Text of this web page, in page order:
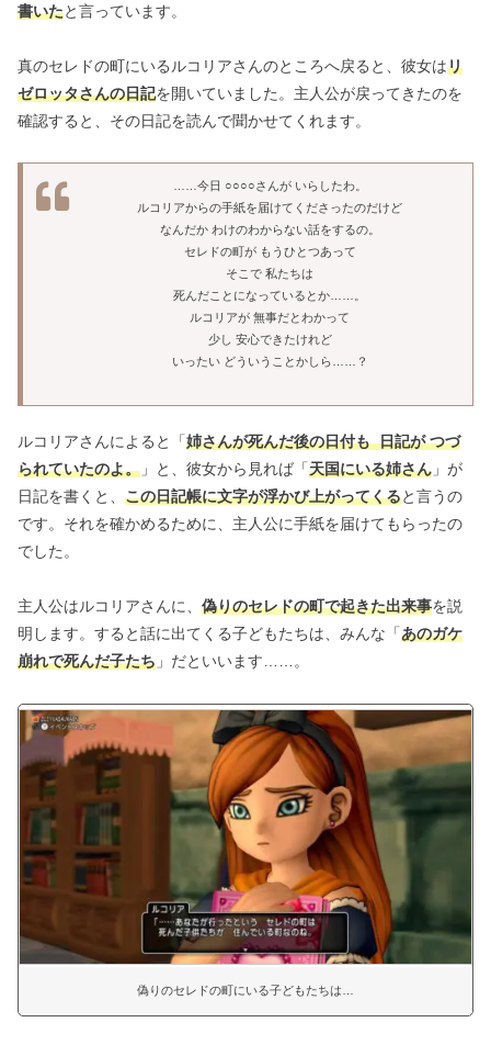
書いたと言っています。
真のセレドの町にいるルコリアさんのところへ戻ると、彼女はリ
ゼロッタさんの日記を開いていました。主人公が戻ってきたのを
確認すると、その日記を読んで聞かせてくれます。
……今日 ○○○○さんが いらしたわ。
ルコリアからの手紙を届けてくださったのだけど
なんだか わけのわからない話をするの。
セレドの町が もうひとつあって
そこで 私たちは
死んだことになっているとか……。
ルコリアが 無事だとわかって
少し 安心できたけれど
いったい どういうことかしら……？
ルコリアさんによると「姉さんが死んだ後の日付も 日記が つづ
られていたのよ。 」と、彼女から見れば「天国にいる姉さん 」が
日記を書くと、 この日記帳に文字が浮かび上がってくると言うの
です。それを確かめるために、主人公に手紙を届けてもらったの
でした。
主人公はルコリアさんに、 偽りのセレドの町で起きた出来事を説
明します。すると話に出てくる子どもたちは、みんな「あのガケ
崩れで死んだ子たち 」だといいます……。
偽りのセレドの町にいる子どもたちは…